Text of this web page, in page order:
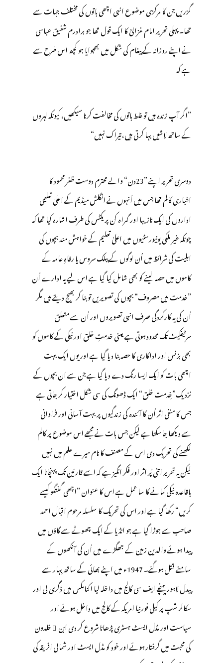
گزریں جن کا مرکزی موضوع انہی اچھی باتوں کی مختلف جہات سے
تھا۔ پہلی تحریر امام غزالیؒ کا ایک قول تھا جو برادرم شفیق عباسی
نے اپنے روزانہ کے پیغام کی شکل میں بھجوایا جو کچھ اس طرح سے
ہے کہ
”اگر آپ زندہ ہیں تو غلط باتوں کی مخالفت کرنا سیکھیں، کیونکہ لہروں
کے ساتھ لاشیں بہا کرتی ہیں، تیراک نہیں“
دوسری تحریر اپنے ”23دن“ والے محترم دوست ظفر محمود کا
اخباری کالم تھا جس میں اُنہوں نے انگلش میڈیم کے اعلیٰ تعلیمی
اداروں کی ایک نازیبا اور گمراہ کن پریکٹس کی طرف اشارہ کیا تھا کہ
چونکہ غیر ملکی یونیورسٹیوں میں اعلیٰ تعلیم کے خواہش مند بچوں کی
اہلیت کی شرائظ میں اُن لوگوں کے پبلک سروس یا رفاہِ عامہ کے
کاموں میں حصہ لینے کو بھی شامل کیا گیا ہے اس لیے یہ ادارے اُن
”خدمت میں مصروف“ بچوں کی تصویریں تو بنا کر بھیج دیتے ہیں مگر
اُن کی یہ کارکردگی صرف انہی تصویروں اور اُن سے متعلق
سرٹیفکیٹ تک محدود ہوتی ہے یعنی خدمتِ خلق اور نیکی کے کاموں کو
بھی بزنس اور اداکاری کا حصہ بنا دیا گیا ہے اور یوں ایک بہت
اچھی بات کو ایک ایسا رنگ دے دیا گیا ہے جن سے ان بچوں کے
نزدیک”خِدمت خلق“ ایک ڈھونگ کی سی شکل اختیار کر جاتی ہے
جس کا منفی اثر اُن کا آئندہ کی زندگیوں پر بہت آسانی اور فراوانی
سے دیکھا جاسکتا ہے لیکن جس بات نے مجھے اس موضوع پر کالم
لکھنے کی تحریک دی اس کے مصنف کا نام میرے علم میں نہیں
لیکن یہ تحریر اتنی پُر اثر اور فکر انگیز ہے کہ اسے قارئین تک پہنچانا ایک
باقاعدہ نیکی کمانے کا سا عمل ہے اس کا عنوان ”اچھی گفتگو کیسے
کریں“ رکھا گیا ہے اور اس کی تحریک کا سلسلہ مرحوم اقبال احمد
صاحب سے جوڑا گیا ہے جو انڈیا کے ایک چھوٹے سے گاؤں میں
پیدا ہوئے والدین زمین کے جھگڑے میں اُن کی آنکھوں کے
سامنے قتل ہوگئے۔ 1947ء میں اپنے بھائی کے ساتھ بِہار سے
پیدل لاہور پہنچے ایف سی کالج میں داخلہ لیا اکنامکس میں ڈگری لی اور
سکالر شپ پر کیلی فورنیا امریکہ کے کالج میں داخل ہوئے اور
سیاست اور مڈل ایسٹ ہسٹری پڑھانا شروع کر دی ابن ِ خلدون
کی محبت میں گرفتار ہوئے اور خود کو مڈل ایسٹ اور شمالی افریقہ کی